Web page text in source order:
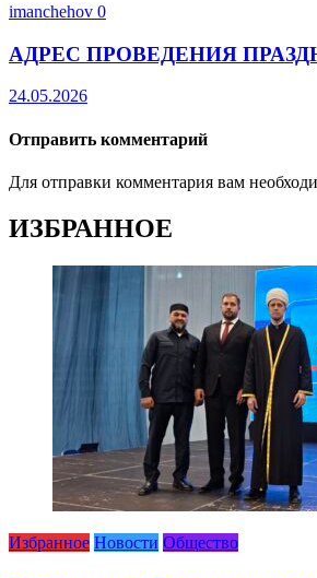
imanchehov 0
АДРЕС ПРОВЕДЕНИЯ
24.05.2026
Отправить комментарий
Для отправки комментария вам
ИЗБРАННОЕ
Избранное Новости Общество